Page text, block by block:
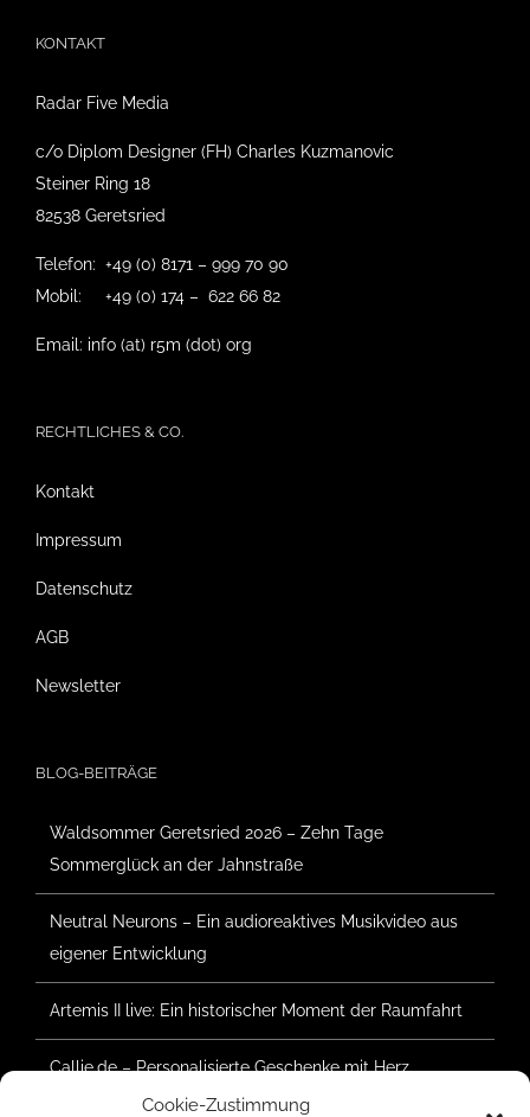
Cookie-Zustimmung
KONTAKT
Radar Five Media
c/o Diplom Designer (FH) Charles Kuzmanovic
Steiner Ring 18
82538 Geretsried
Telefon: +49 (0) 8171 – 999 70 90
Mobil: +49 (0) 174 – 622 66 82
Email: info (at) r5m (dot) org
RECHTLICHES & CO.
Kontakt
Impressum
Datenschutz
AGB
Newsletter
BLOG-BEITRÄGE
Waldsommer Geretsried 2026 – Zehn Tage
Sommerglück an der Jahnstraße
Neutral Neurons – Ein audioreaktives Musikvideo aus
eigener Entwicklung
Artemis II live: Ein historischer Moment der Raumfahrt
Callie.de – Personalisierte Geschenke mit Herz